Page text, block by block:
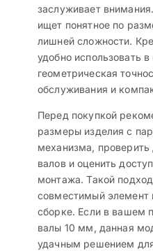
заслуживает
ищет понятное по
лишней сложности.
удобно использовать
геометрическая
обслуживания и
Перед покупкой
размеры изделия с
механизма,
валов и оценить
монтажа. Такой
совместимый элемент
сборке. Если в вашем
валы 10 мм, данная
удачным решением